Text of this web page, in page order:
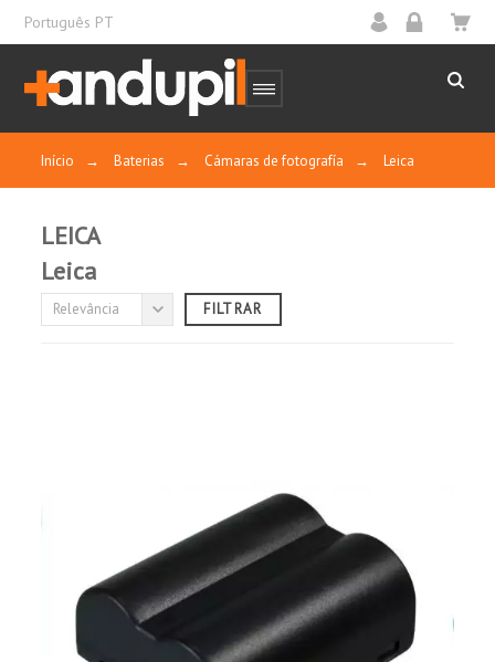
Português PT
Início → Baterias → Cámaras de fotografía → Leica
FABRICANTE / MARCA
DIMENSÕES (L X AN X AL)
LEICA
Leica
Relevância FILTRAR